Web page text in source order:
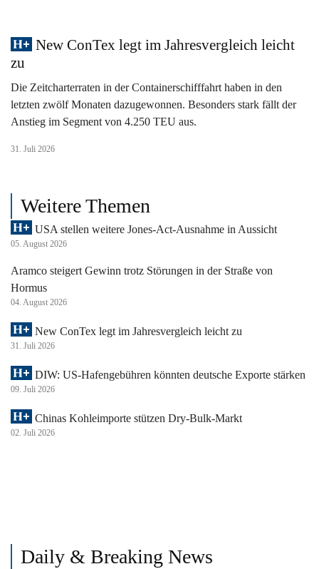
New ConTex legt im Jahresvergleich leicht
zu
Die Zeitcharterraten in der Containerschifffahrt haben in den
letzten zwölf Monaten dazugewonnen. Besonders stark fällt der
Anstieg im Segment von 4.250 TEU aus.
31. Juli 2026
Weitere Themen
USA stellen weitere Jones-Act-Ausnahme in Aussicht
05. August 2026
Aramco steigert Gewinn trotz Störungen in der Straße von
Hormus
04. August 2026
New ConTex legt im Jahresvergleich leicht zu
31. Juli 2026
DIW: US-Hafengebühren könnten deutsche Exporte stärken
09. Juli 2026
Chinas Kohleimporte stützen Dry-Bulk-Markt
02. Juli 2026
Daily & Breaking News